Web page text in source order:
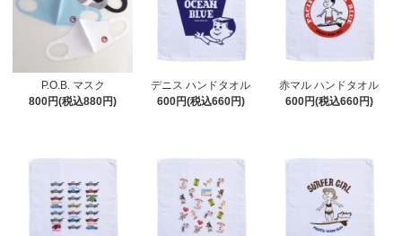
P.O.B. マスク
800円(税込880円)
デニス ハンドタオル
600円(税込660円)
赤マル ハンドタオル
600円(税込660円)